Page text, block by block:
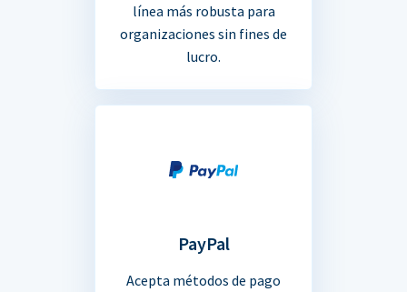
línea más robusta para
organizaciones sin fines de
lucro.
PayPal
Acepta métodos de pago